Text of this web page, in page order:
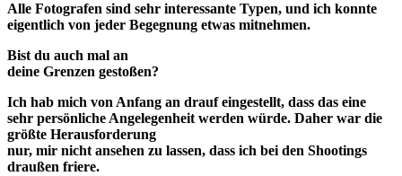
Alle Fotografen sind sehr interessante Typen, und ich konnte
eigentlich von jeder Begegnung etwas mitnehmen.
Bist du auch mal an
deine Grenzen gestoßen?
Ich hab mich von Anfang an drauf eingestellt, dass das eine
sehr persönliche Angelegenheit werden würde. Daher war die
größte Herausforderung
nur, mir nicht ansehen zu lassen, dass ich bei den Shootings
draußen friere.